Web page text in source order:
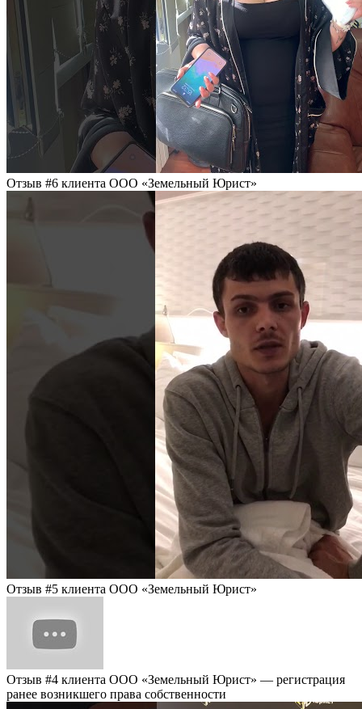
Отзыв #6 клиента ООО «Земельный Юрист»
Отзыв #5 клиента ООО «Земельный Юрист»
Отзыв #4 клиента ООО «Земельный Юрист» — регистрация
ранее возникшего права собственности